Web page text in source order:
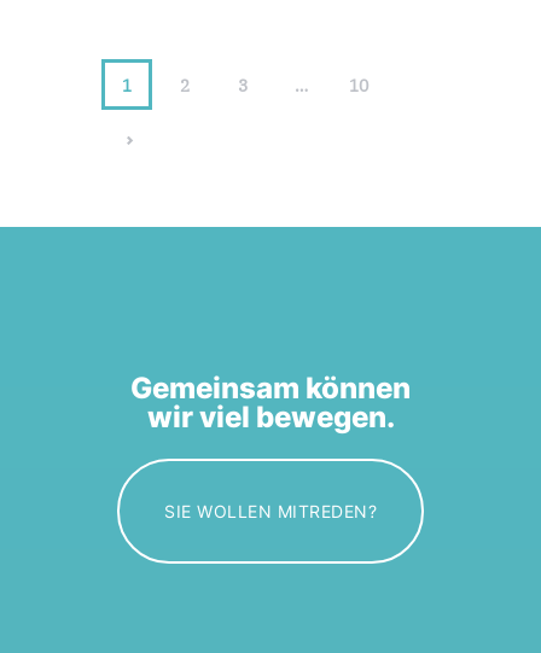
1 2 3 … 10
Gemeinsam können
wir viel bewegen.
SIE WOLLEN MITREDEN?